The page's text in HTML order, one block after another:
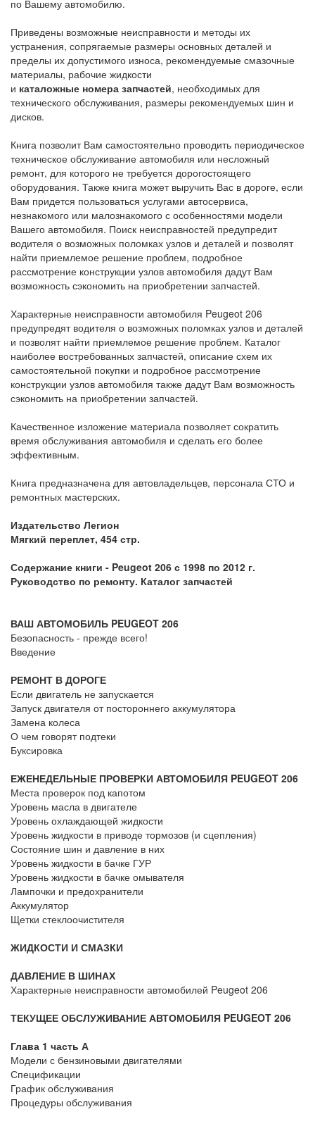
по Вашему автомобилю.
Приведены возможные неисправности и методы их
устранения, сопрягаемые размеры основных деталей и
пределы их допустимого износа, рекомендуемые смазочные
материалы, рабочие жидкости
и каталожные номера запчастей, необходимых для
технического обслуживания, размеры рекомендуемых шин и
дисков.
Книга позволит Вам самостоятельно проводить периодическое
техническое обслуживание автомобиля или несложный
ремонт, для которого не требуется дорогостоящего
оборудования. Также книга может выручить Вас в дороге, если
Вам придется пользоваться услугами автосервиса,
незнакомого или малознакомого с особенностями модели
Вашего автомобиля. Поиск неисправностей предупредит
водителя о возможных поломках узлов и деталей и позволят
найти приемлемое решение проблем, подробное
рассмотрение конструкции узлов автомобиля дадут Вам
возможность сэкономить на приобретении запчастей.
Характерные неисправности автомобиля Peugeot 206
предупредят водителя о возможных поломках узлов и деталей
и позволят найти приемлемое решение проблем. Каталог
наиболее востребованных запчастей, описание схем их
самостоятельной покупки и подробное рассмотрение
конструкции узлов автомобиля также дадут Вам возможность
сэкономить на приобретении запчастей.
Качественное изложение материала позволяет сократить
время обслуживания автомобиля и сделать его более
эффективным.
Книга предназначена для автовладельцев, персонала СТО и
ремонтных мастерских.
Издательство Легион
Мягкий переплет, 454 стр.
Содержание книги - Peugeot 206 с 1998 по 2012 г.
Руководство по ремонту. Каталог запчастей
ВАШ АВТОМОБИЛЬ PEUGEOT 206
Безопасность - прежде всего!
Введение
РЕМОНТ В ДОРОГЕ
Если двигатель не запускается
Запуск двигателя от постороннего аккумулятора
Замена колеса
О чем говорят подтеки
Буксировка
ЕЖЕНЕДЕЛЬНЫЕ ПРОВЕРКИ АВТОМОБИЛЯ PEUGEOT 206
Места проверок под капотом
Уровень масла в двигателе
Уровень охлаждающей жидкости
Уровень жидкости в приводе тормозов (и сцепления)
Состояние шин и давление в них
Уровень жидкости в бачке ГУР
Уровень жидкости в бачке омывателя
Лампочки и предохранители
Аккумулятор
Щетки стеклоочистителя
ЖИДКОСТИ И СМАЗКИ
ДАВЛЕНИЕ В ШИНАХ
Характерные неисправности автомобилей Peugeot 206
ТЕКУЩЕЕ ОБСЛУЖИВАНИЕ АВТОМОБИЛЯ PEUGEOT 206
Глава 1 часть А
Модели с бензиновыми двигателями
Спецификации
График обслуживания
Процедуры обслуживания